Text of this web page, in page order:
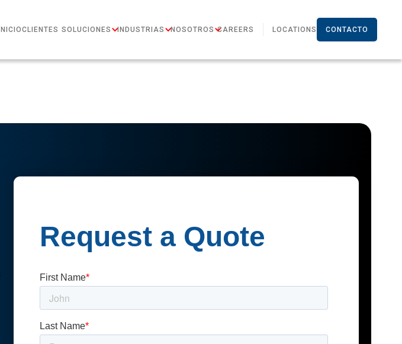
INICIOCLIENTES SOLUCIONES INDUSTRIAS NOSOTROS CAREERS LOCATIONS CONTACTO